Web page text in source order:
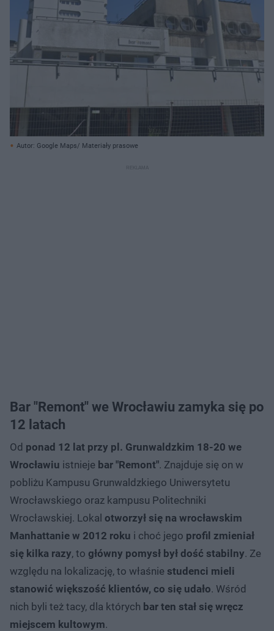
Autor: Google Maps/ Materiały prasowe
Bar "Remont" we Wrocławiu zamyka się po
12 latach
Od ponad 12 lat przy pl. Grunwaldzkim 18-20 we
Wrocławiu istnieje bar "Remont". Znajduje się on w
pobliżu Kampusu Grunwaldzkiego Uniwersytetu
Wrocławskiego oraz kampusu Politechniki
Wrocławskiej. Lokal otworzył się na wrocławskim
Manhattanie w 2012 roku i choć jego profil zmieniał
się kilka razy, to główny pomysł był dość stabilny. Ze
względu na lokalizację, to właśnie studenci mieli
stanowić większość klientów, co się udało. Wśród
nich byli też tacy, dla których bar ten stał się wręcz
miejscem kultowym.